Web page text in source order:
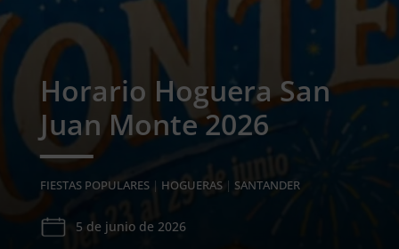
Horario Hoguera San
Juan Monte 2026
FIESTAS POPULARES| HOGUERAS| SANTANDER
5 de junio de 2026